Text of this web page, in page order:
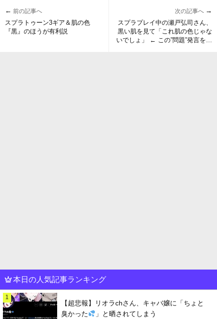
← 前の記事へ
スプラトゥーン3ギア＆肌の色
『黒』のほうが有利説
次の記事へ →
スプラプレイ中の瀬戸弘司さん、
黒い肌を見て「これ肌の色じゃな
いでしょ」 ← この”問題”発言を黒
本日の人気記事ランキング
1
【超悲報】リオラchさん、キャバ嬢に「ちょと
臭かった
」と晒されてしまう